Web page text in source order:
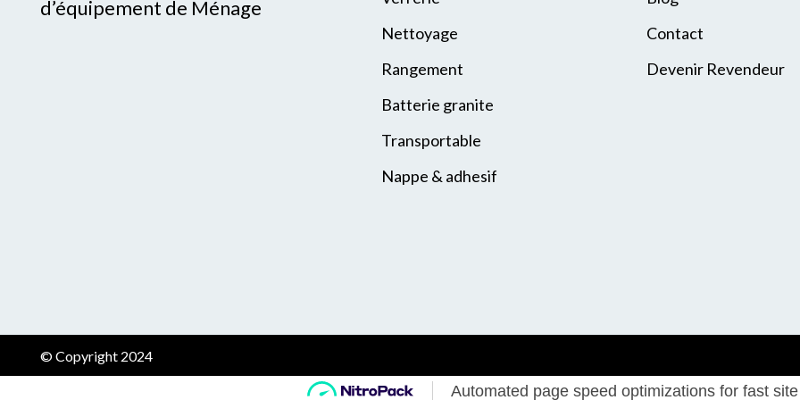
d’équipement de Ménage
Nettoyage
Rangement
Batterie granite
Transportable
Nappe & adhesif
Contact
Devenir Revendeur
© Copyright 2024